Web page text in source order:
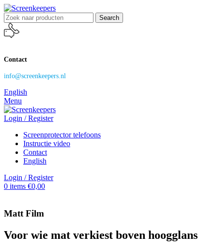
Search
Contact
info@screenkeepers.nl
English
Menu
Login / Register
Screenprotector telefoons
Instructie video
Contact
English
Login / Register
0 items €0,00
Matt Film
Voor wie mat verkiest boven hoogglans